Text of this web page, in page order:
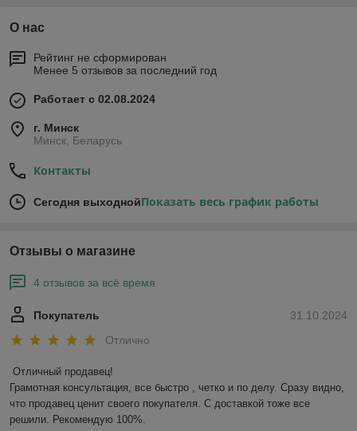
О нас
Рейтинг не сформирован
Менее 5 отзывов за последний год
Работает с 02.08.2024
г. Минск
Минск, Беларусь
Контакты
Сегодня выходнойПоказать весь график работы
Отзывы о магазине
4 отзывов за всё время
31.10.2024
Покупатель
Отлично
Отличный продавец!
Грамотная консультация, все быстро , четко и по делу. Сразу видно,
что продавец ценит своего покупателя. С доставкой тоже все
решили. Рекомендую 100%.